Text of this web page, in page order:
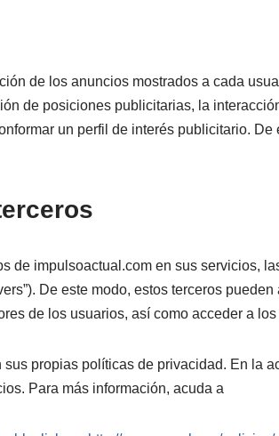
de los anuncios mostrados a cada
de posiciones publicitarias, la
un perfil de interés publicitario.
de impulsoactual.com en sus servicios,
De este modo, estos terceros
de los usuarios, así como acceder a
propias políticas de privacidad. En la
Para más información, acuda a